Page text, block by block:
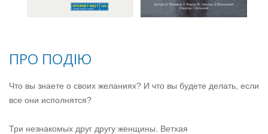
ПРО ПОДІЮ
Что вы знаете о своих желаниях? И что вы будете делать, если
все они исполнятся?
Три незнакомых друг другу женщины. Ветхая